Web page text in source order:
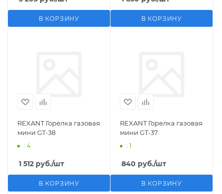
В КОРЗИНУ В КОРЗИНУ
REXANT Горелка газовая
мини GT-38
: 4
1 512 руб./шт
В КОРЗИНУ
REXANT Горелка газовая
мини GT-37
: 1
840 руб./шт
В КОРЗИНУ